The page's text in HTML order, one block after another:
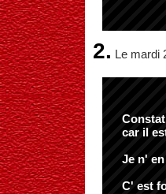
2. Le mardi
car il
Je n'
C' est